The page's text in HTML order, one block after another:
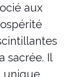
aux
sacrée. Il
unique,